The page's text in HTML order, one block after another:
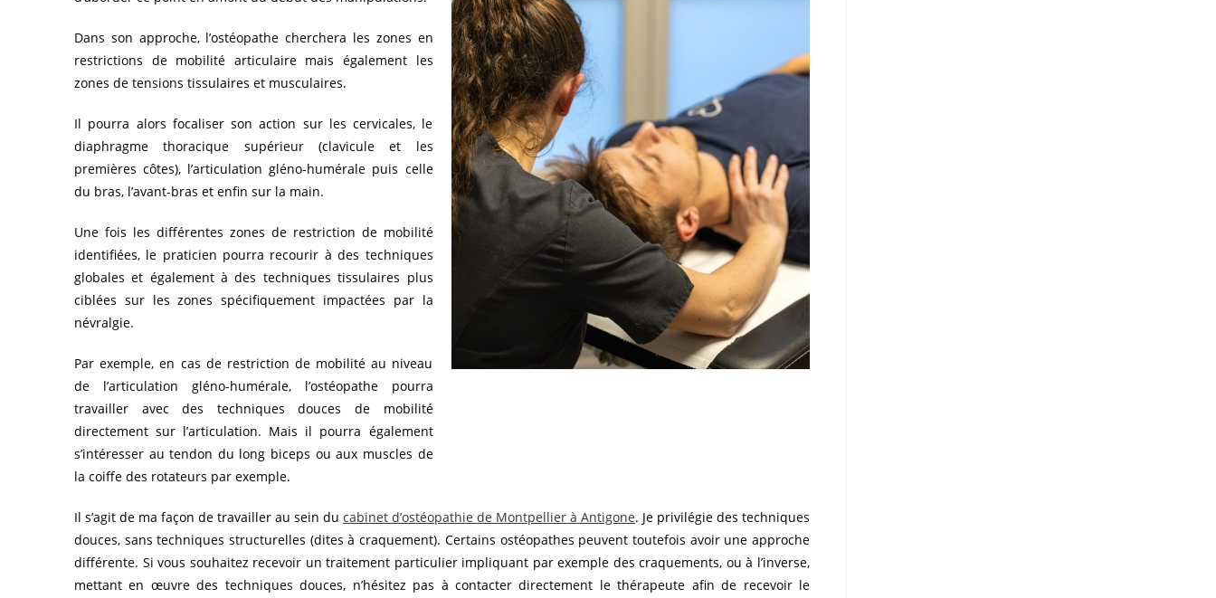
Dans son approche, l’ostéopathe cherchera les zones en
restrictions de mobilité articulaire mais également les
zones de tensions tissulaires et musculaires.
Il pourra alors focaliser son action sur les cervicales, le
diaphragme thoracique supérieur (clavicule et les
premières côtes), l’articulation gléno-humérale puis celle
du bras, l’avant-bras et enfin sur la main.
Une fois les différentes zones de restriction de mobilité
identifiées, le praticien pourra recourir à des techniques
globales et également à des techniques tissulaires plus
ciblées sur les zones spécifiquement impactées par la
névralgie.
Par exemple, en cas de restriction de mobilité au niveau
de l’articulation gléno-humérale, l’ostéopathe pourra
travailler avec des techniques douces de mobilité
directement sur l’articulation. Mais il pourra également
s’intéresser au tendon du long biceps ou aux muscles de
la coiffe des rotateurs par exemple.
Il s’agit de ma façon de travailler au sein du cabinet d’ostéopathie de Montpellier à Antigone. Je privilégie des techniques
douces, sans techniques structurelles (dites à craquement). Certains ostéopathes peuvent toutefois avoir une approche
différente. Si vous souhaitez recevoir un traitement particulier impliquant par exemple des craquements, ou à l’inverse,
mettant en œuvre des techniques douces, n’hésitez pas à contacter directement le thérapeute afin de recevoir le